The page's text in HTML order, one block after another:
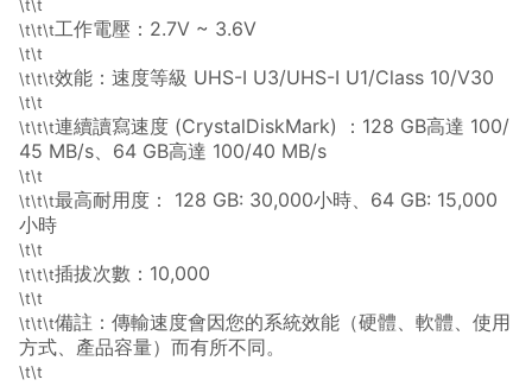
\t\t
\t\t\t工作電壓：2.7V ~ 3.6V
\t\t
\t\t\t效能：速度等級 UHS-I U3/UHS-I U1/Class 10/V30
\t\t
\t\t\t連續讀寫速度 (CrystalDiskMark) ： 128 GB高達 100/
45 MB/s、 64 GB高達 100/40 MB/s
\t\t
\t\t\t最高耐用度： 128 GB: 30,000小時、 64 GB: 15,000
小時
\t\t
\t\t\t插拔次數：10,000
\t\t
\t\t\t備註：傳輸速度會因您的系統效能（硬體、軟體、使用
方式、產品容量）而有所不同。
\t\t